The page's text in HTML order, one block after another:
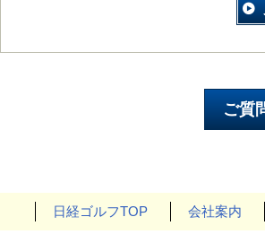
日経ゴルフTOP 会社案内